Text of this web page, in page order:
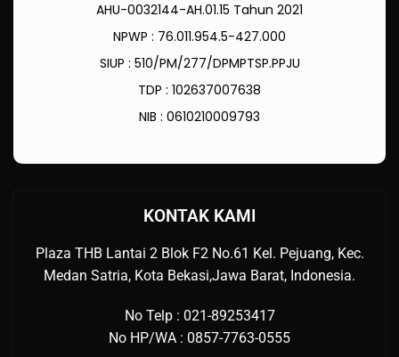
AHU-0032144-AH.01.15 Tahun 2021
NPWP : 76.011.954.5-427.000
SIUP : 510/PM/277/DPMPTSP.PPJU
TDP : 102637007638
NIB : 0610210009793
KONTAK KAMI
Plaza THB Lantai 2 Blok F2 No.61 Kel. Pejuang, Kec.
Medan Satria, Kota Bekasi,Jawa Barat, Indonesia.
No Telp : 021-89253417
No HP/WA : 0857-7763-0555